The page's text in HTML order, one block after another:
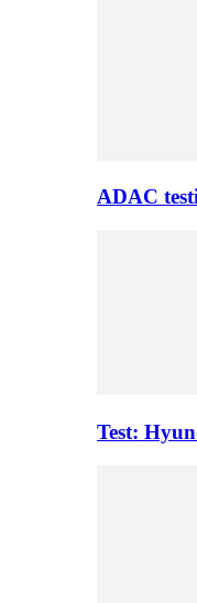
ADAC
Test: